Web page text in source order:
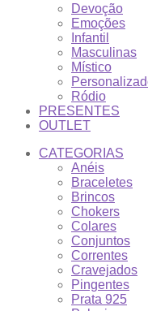
Devoção
Emoções
Infantil
Masculinas
Místico
Ródio
PRESENTES
OUTLET
CATEGORIAS
Anéis
Braceletes
Brincos
Chokers
Colares
Conjuntos
Correntes
Cravejados
Pingentes
Prata 925